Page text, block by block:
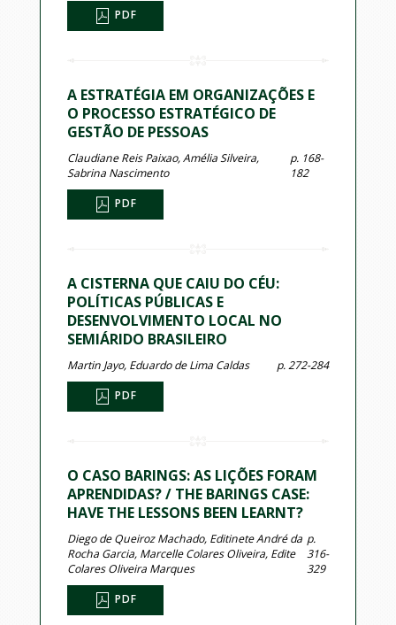
PDF
A ESTRATÉGIA EM ORGANIZAÇÕES E
O PROCESSO ESTRATÉGICO DE
GESTÃO DE PESSOAS
Claudiane Reis Paixao, Amélia Silveira,
Sabrina Nascimento
p. 168-
182
PDF
A CISTERNA QUE CAIU DO CÉU:
POLÍTICAS PÚBLICAS E
DESENVOLVIMENTO LOCAL NO
SEMIÁRIDO BRASILEIRO
Martin Jayo, Eduardo de Lima Caldas p. 272-284
PDF
O CASO BARINGS: AS LIÇÕES FORAM
APRENDIDAS? / THE BARINGS CASE:
HAVE THE LESSONS BEEN LEARNT?
Diego de Queiroz Machado, Editinete André da
Rocha Garcia, Marcelle Colares Oliveira, Edite
Colares Oliveira Marques
p.
316-
329
PDF